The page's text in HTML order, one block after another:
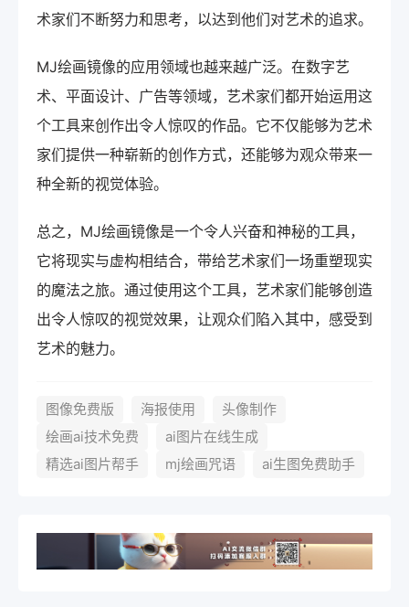
术家们不断努力和思考，以达到他们对艺术的追求。
MJ绘画镜像的应用领域也越来越广泛。在数字艺
术、平面设计、广告等领域，艺术家们都开始运用这
个工具来创作出令人惊叹的作品。它不仅能够为艺术
家们提供一种崭新的创作方式，还能够为观众带来一
种全新的视觉体验。
总之，MJ绘画镜像是一个令人兴奋和神秘的工具，
它将现实与虚构相结合，带给艺术家们一场重塑现实
的魔法之旅。通过使用这个工具，艺术家们能够创造
出令人惊叹的视觉效果，让观众们陷入其中，感受到
艺术的魅力。
图像免费版 海报使用
头像制作
绘画ai技术免费
ai图片在线生成
精选ai图片帮手
mj绘画咒语 ai生图免费助手